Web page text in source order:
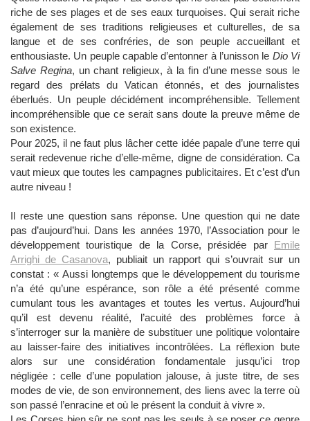
riche de ses plages et de ses eaux turquoises. Qui serait riche
également de ses traditions religieuses et culturelles, de sa
langue et de ses confréries, de son peuple accueillant et
enthousiaste. Un peuple capable d’entonner à l’unisson le Dio Vi
Salve Regina, un chant religieux, à la fin d’une messe sous le
regard des prélats du Vatican étonnés, et des journalistes
éberlués. Un peuple décidément incompréhensible. Tellement
incompréhensible que ce serait sans doute la preuve même de
son existence.
Pour 2025, il ne faut plus lâcher cette idée papale d’une terre qui
serait redevenue riche d’elle-même, digne de considération. Ca
vaut mieux que toutes les campagnes publicitaires. Et c’est d’un
autre niveau !
Il reste une question sans réponse. Une question qui ne date
pas d’aujourd’hui. Dans les années 1970, l’Association pour le
développement touristique de la Corse, présidée par Emile
Arrighi de Casanova, publiait un rapport qui s’ouvrait sur un
constat : « Aussi longtemps que le développement du tourisme
n’a été qu’une espérance, son rôle a été présenté comme
cumulant tous les avantages et toutes les vertus. Aujourd’hui
qu’il est devenu réalité, l’acuité des problèmes force à
s’interroger sur la manière de substituer une politique volontaire
au laisser-faire des initiatives incontrôlées. La réflexion bute
alors sur une considération fondamentale jusqu’ici trop
négligée : celle d’une population jalouse, à juste titre, de ses
modes de vie, de son environnement, des liens avec la terre où
son passé l’enracine et où le présent la conduit à vivre ».